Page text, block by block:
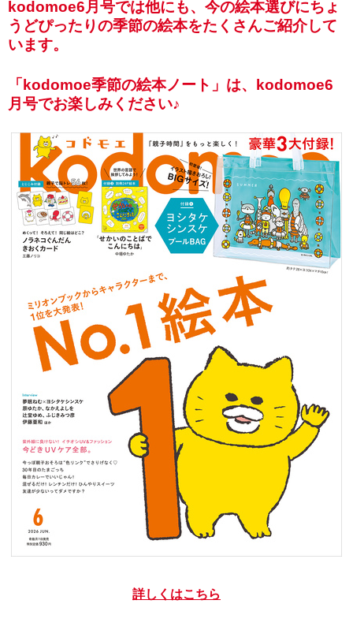
kodomoe6月号では他にも、今の絵本選びにちょ
うどぴったりの季節の絵本をたくさんご紹介して
います。
「kodomoe季節の絵本ノート」は、kodomoe6
月号でお楽しみください♪
詳しくはこちら